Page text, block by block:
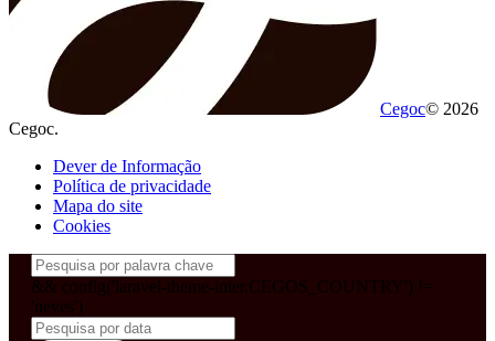
Cegoc© 2026
Cegoc.
Dever de Informação
Política de privacidade
Mapa do site
Cookies
&& config('laravel-theme-inter.CEGOS_COUNTRY') !=
'neves')